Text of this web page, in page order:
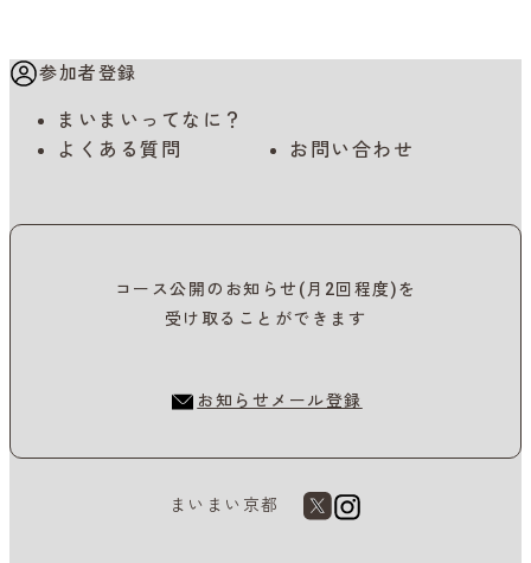
参加者登録
まいまいってなに？
よくある質問
お問い合わせ
コース公開のお知らせ(月2回程度)を
受け取ることができます
お知らせメール登録
まいまい京都